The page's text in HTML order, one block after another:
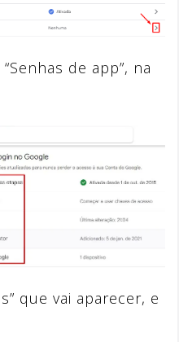
de app”, na
que vai aparecer, e